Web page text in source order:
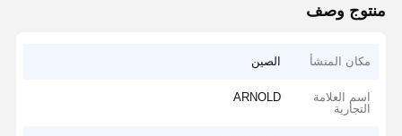
منتوج وصف
مكان المنشأ الصين
اسم العلامة
التجارية
ARNOLD